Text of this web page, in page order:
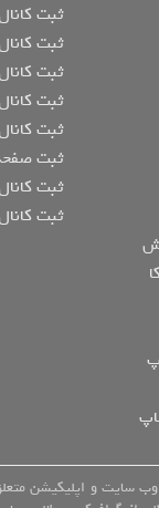
ثبت
ثبت
ثبت
ثبت
ثبت
ثبت
ثبت
ثبت
سایت و اپلیکیشن